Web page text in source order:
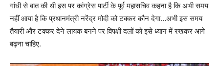
गांधी से बात की थी इस पर कांग्रेस पार्टी के पूर्व महासचिव कहना है कि अभी समय
नहीं आया है कि प्रधानमंत्री नरेंद्र मोदी को टक्कर कौन देगा…अभी इस समय
तैयारी और टक्कर देने लायक बनने पर विपक्षी दलों को इसे ध्यान में रखकर आगे
बढ़ना चाहिए.